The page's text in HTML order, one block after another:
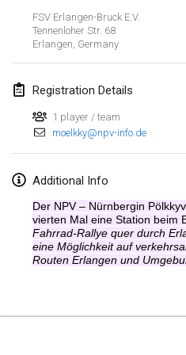
View
FSV Erlangen-Bruck E.V.
Tennenloher Str. 68
Erlangen Germany
Registration Details
1 player / team
moelkky@npv-info.de
Additional Info
Der NPV – Nürnbergin
vierten Mal eine Station beim
Fahrrad-Rallye quer durch
eine Möglichkeit auf
Routen Erlangen und
February 2019
Feb 2, 2019 |Finland
Lumi Mölkky
Feb 9, 2019|Finland
Feb 9, 2019|France
OTH
Feb 16, 2019